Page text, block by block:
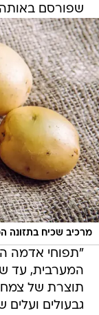
שפורסם באותה
מרכיב שכיח בתזונה
"תפוחי אדמה
המערבית, עד
תוצרת של צמח
גבעולים